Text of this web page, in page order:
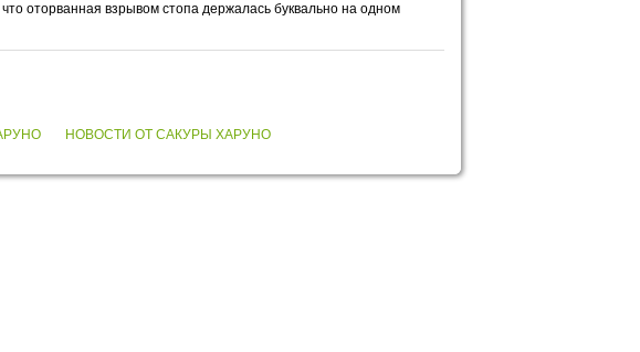
оторванная взрывом стопа держалась буквально на одном
НОВОСТИ ОТ САКУРЫ ХАРУНО